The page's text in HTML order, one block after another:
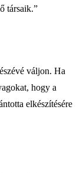
társaik.”
váljon. Ha
hogy a
elkészítésére